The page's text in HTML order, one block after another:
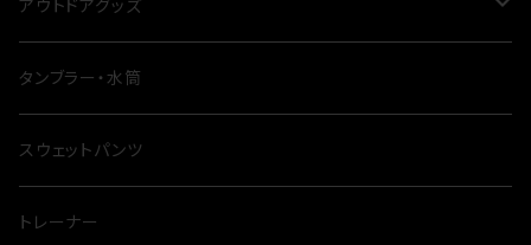
アウトドアグッズ
ナイフ
テーブル
シート
タンブラー・水筒
スウェットパンツ
トレーナー